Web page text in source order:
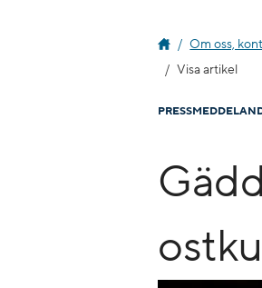
Om oss,
Visa artikel